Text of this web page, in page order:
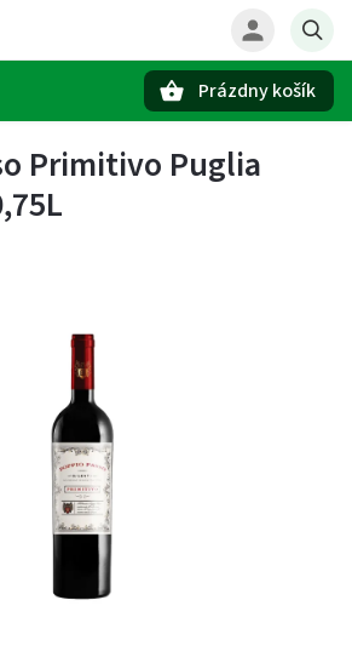
Prázdny košík
Primitivo Puglia